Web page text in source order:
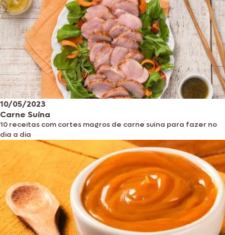
10/05/2023
Carne Suína
10 receitas com cortes magros de carne suína para fazer no
dia a dia